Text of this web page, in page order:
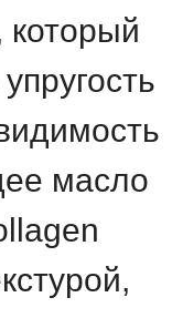
который
масло